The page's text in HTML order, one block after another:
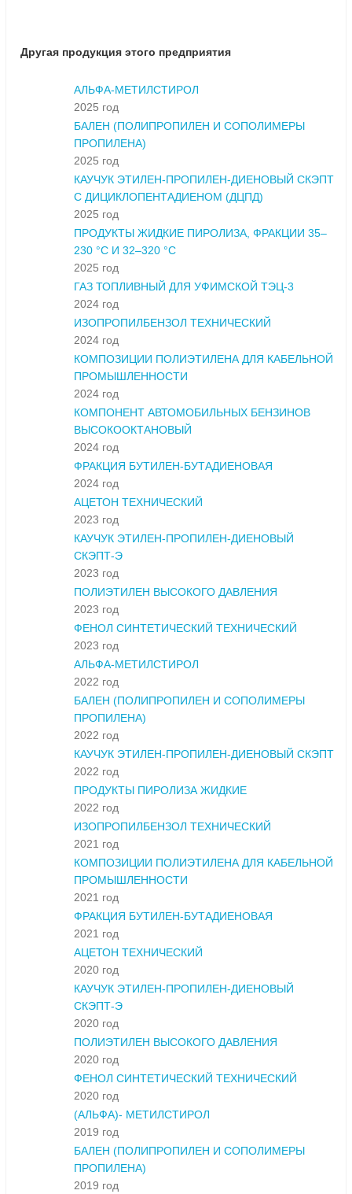
Другая продукция этого предприятия
АЛЬФА-МЕТИЛСТИРОЛ
2025 год
БАЛЕН (ПОЛИПРОПИЛЕН И СОПОЛИМЕРЫ
ПРОПИЛЕНА)
2025 год
КАУЧУК ЭТИЛЕН-ПРОПИЛЕН-ДИЕНОВЫЙ СКЭПТ
С ДИЦИКЛОПЕНТАДИЕНОМ (ДЦПД)
2025 год
ПРОДУКТЫ ЖИДКИЕ ПИРОЛИЗА, ФРАКЦИИ 35–
230 °С И 32–320 °С
2025 год
ГАЗ ТОПЛИВНЫЙ ДЛЯ УФИМСКОЙ ТЭЦ-3
2024 год
ИЗОПРОПИЛБЕНЗОЛ ТЕХНИЧЕСКИЙ
2024 год
КОМПОЗИЦИИ ПОЛИЭТИЛЕНА ДЛЯ КАБЕЛЬНОЙ
ПРОМЫШЛЕННОСТИ
2024 год
КОМПОНЕНТ АВТОМОБИЛЬНЫХ БЕНЗИНОВ
ВЫСОКООКТАНОВЫЙ
2024 год
ФРАКЦИЯ БУТИЛЕН-БУТАДИЕНОВАЯ
2024 год
АЦЕТОН ТЕХНИЧЕСКИЙ
2023 год
КАУЧУК ЭТИЛЕН-ПРОПИЛЕН-ДИЕНОВЫЙ
СКЭПТ-Э
2023 год
ПОЛИЭТИЛЕН ВЫСОКОГО ДАВЛЕНИЯ
2023 год
ФЕНОЛ СИНТЕТИЧЕСКИЙ ТЕХНИЧЕСКИЙ
2023 год
АЛЬФА-МЕТИЛСТИРОЛ
2022 год
БАЛЕН (ПОЛИПРОПИЛЕН И СОПОЛИМЕРЫ
ПРОПИЛЕНА)
2022 год
КАУЧУК ЭТИЛЕН-ПРОПИЛЕН-ДИЕНОВЫЙ СКЭПТ
2022 год
ПРОДУКТЫ ПИРОЛИЗА ЖИДКИЕ
2022 год
ИЗОПРОПИЛБЕНЗОЛ ТЕХНИЧЕСКИЙ
2021 год
КОМПОЗИЦИИ ПОЛИЭТИЛЕНА ДЛЯ КАБЕЛЬНОЙ
ПРОМЫШЛЕННОСТИ
2021 год
ФРАКЦИЯ БУТИЛЕН-БУТАДИЕНОВАЯ
2021 год
АЦЕТОН ТЕХНИЧЕСКИЙ
2020 год
КАУЧУК ЭТИЛЕН-ПРОПИЛЕН-ДИЕНОВЫЙ
СКЭПТ-Э
2020 год
ПОЛИЭТИЛЕН ВЫСОКОГО ДАВЛЕНИЯ
2020 год
ФЕНОЛ СИНТЕТИЧЕСКИЙ ТЕХНИЧЕСКИЙ
2020 год
(АЛЬФА)- МЕТИЛСТИРОЛ
2019 год
БАЛЕН (ПОЛИПРОПИЛЕН И СОПОЛИМЕРЫ
ПРОПИЛЕНА)
2019 год